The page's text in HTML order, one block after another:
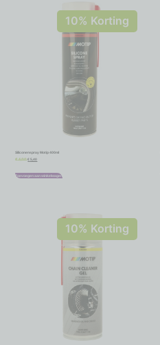
10% Korting
Siliconenspray Motip 400ml
€6,00 € 5,40
Toevoegen aan winkelwagen
10% Korting